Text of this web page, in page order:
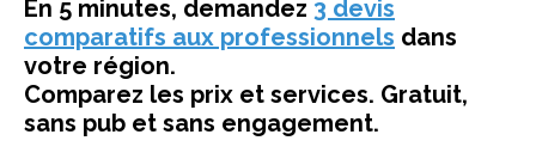
En 5 minutes, demandez 3 devis
comparatifs aux professionnels dans
votre région.
Comparez les prix et services. Gratuit,
sans pub et sans engagement.